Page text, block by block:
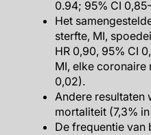
0.94; 95% CI 0,85-
Het
sterfte, MI,
HR 0,90, 95% CI
MI, elke coronaire
0,02).
Andere resultaten
mortaliteit (7,3%
De frequentie